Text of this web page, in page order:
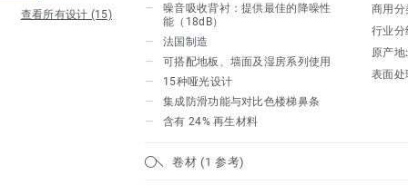
查看所有设计 (15) 选择 Tapiflex Stairs
噪音吸收背衬：提供最佳的降噪性
能（18dB）
法国制造
可搭配地板、墙面及湿房系列使用
15种哑光设计
集成防滑功能与对比色楼梯鼻条
含有 24% 再生材料
商用
行业
原产
表面
卷材 (1 参考)